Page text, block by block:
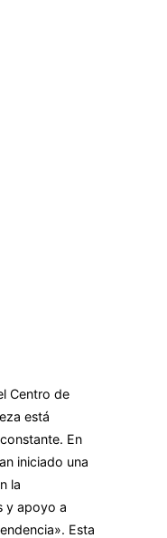
Centro de
está
En
iniciado una
la
y apoyo a
Esta